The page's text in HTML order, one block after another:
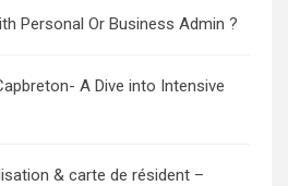
Personal Or Business Admin ?
A Dive into Intensive
& carte de résident –